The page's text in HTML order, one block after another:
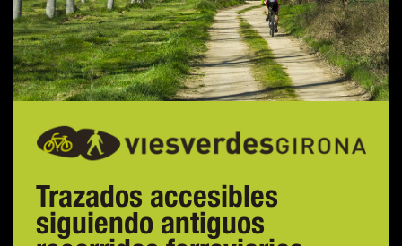
Trazados accesibles
siguiendo antiguos